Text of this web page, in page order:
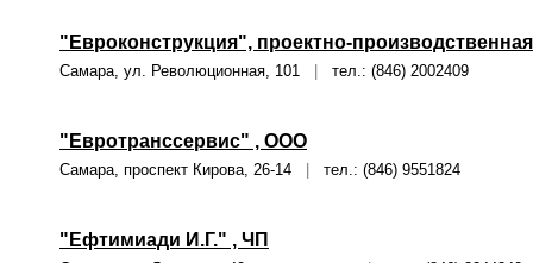
"Евроконструкция", проектно-
Самара, ул. Революционная, 101 тел.: (846) 2002409
"Евротранссервис" , ООО
Самара, проспект Кирова, 26-14 тел.: (846) 9551824
"Ефтимиади И.Г." , ЧП